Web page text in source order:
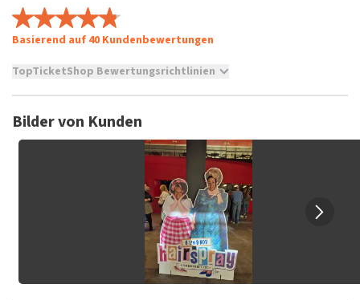
Basierend auf 40 Kundenbewertungen
TopTicketShop Bewertungsrichtlinien
Es ist nicht möglich, eine Bewertung abzugeben, wenn du
beleidigender Sprache und/oder falschen Angaben werden
nicht veröffentlicht. Es kann einige Wochen dauern, bis eine
Bewertung veröffentlicht wird.
Bilder von Kunden